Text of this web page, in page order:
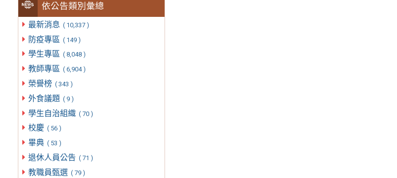
依公告類別彙總
最新消息 ( 10,337 )
防疫專區 ( 149 )
學生專區 ( 8,048 )
教師專區 ( 6,904 )
榮譽榜 ( 343 )
外食議題 ( 9 )
學生自治組織 ( 70 )
校慶 ( 56 )
畢典 ( 53 )
退休人員公告 ( 71 )
教職員甄選 ( 79 )